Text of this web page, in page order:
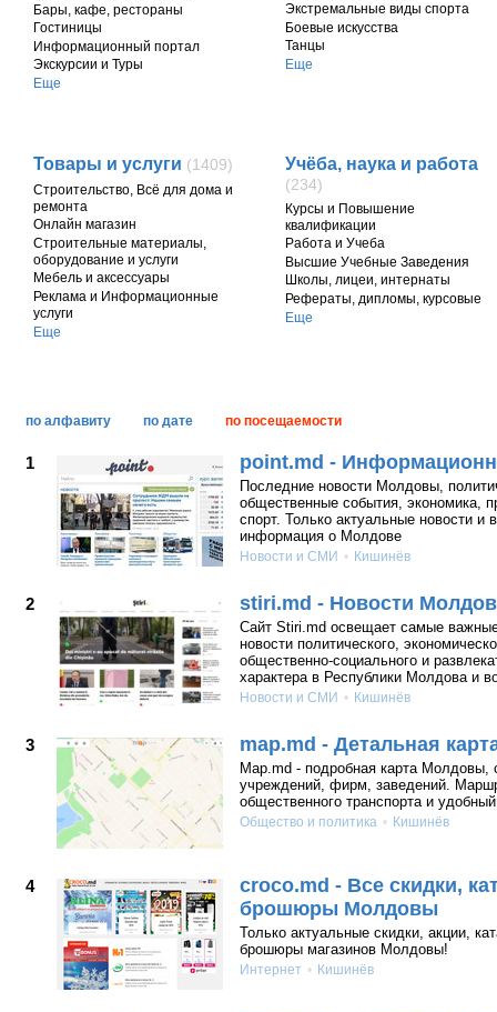
Бары, кафе, рестораны
Гостиницы
Информационный портал
Экскурсии и Туры
Еще
Экстремальные виды спорта
Боевые искусства
Танцы
Еще
Товары и услуги (1409)
Строительство, Всё для дома и
ремонта
Онлайн магазин
Строительные материалы,
оборудование и услуги
Мебель и аксессуары
Реклама и Информационные
услуги
Еще
Учёба, наука и работа
(234)
Курсы и Повышение
квалификации
Работа и Учеба
Высшие Учебные Заведения
Школы, лицеи, интернаты
Рефераты, дипломы, курсовые
Еще
по алфавиту по дате по посещаемости
1 point.md -
Последние новости Молдовы,
общественные события, экономика,
спорт. Только актуальные новости и
информация о Молдове
Новости и СМИ Кишинёв
2 stiri.md - Новости
Cайт Stiri.md освещает самые
новости политического,
общественно-социального и
характера в Республики Молдова и
Новости и СМИ Кишинёв
3 map.md - Детальная
Map.md - подробная карта Молдовы,
учреждений, фирм, заведений.
общественного транспорта и
Общество и политика Кишинёв
4
croco.md - Все скидки,
брошюры Молдовы
Только актуальные скидки, акции,
брошюры магазинов Молдовы!
Интернет Кишинёв